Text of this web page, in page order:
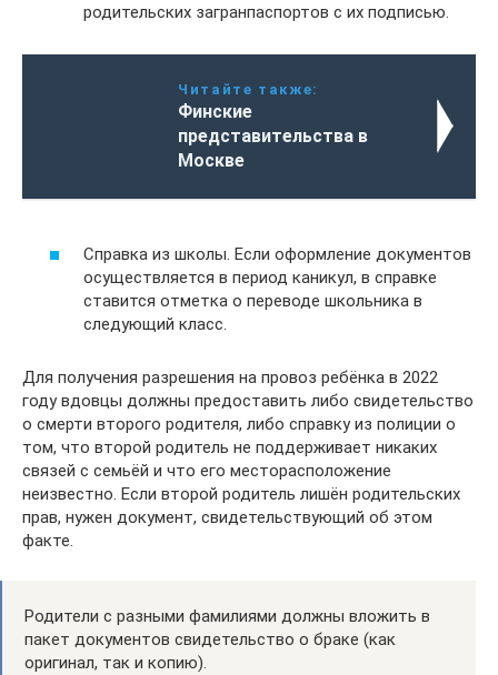
родительских загранпаспортов с их подписью.
Читайте также:
Финские
представительства в
Москве
Справка из школы. Если оформление документов
осуществляется в период каникул, в справке
ставится отметка о переводе школьника в
следующий класс.
Для получения разрешения на провоз ребёнка в 2022
году вдовцы должны предоставить либо свидетельство
о смерти второго родителя, либо справку из полиции о
том, что второй родитель не поддерживает никаких
связей с семьёй и что его месторасположение
неизвестно. Если второй родитель лишён родительских
прав, нужен документ, свидетельствующий об этом
факте.
Родители с разными фамилиями должны вложить в
пакет документов свидетельство о браке (как
оригинал, так и копию).